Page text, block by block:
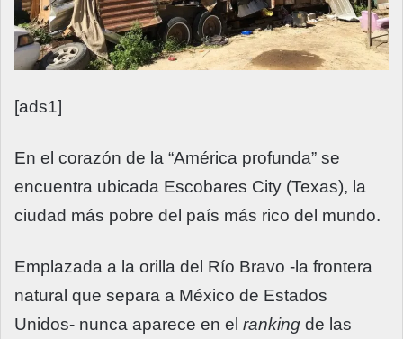
[ads1]
En el corazón de la “América profunda” se
encuentra ubicada Escobares City (Texas), la
ciudad más pobre del país más rico del mundo.
Emplazada a la orilla del Río Bravo -la frontera
natural que separa a México de Estados
Unidos- nunca aparece en el ranking de las